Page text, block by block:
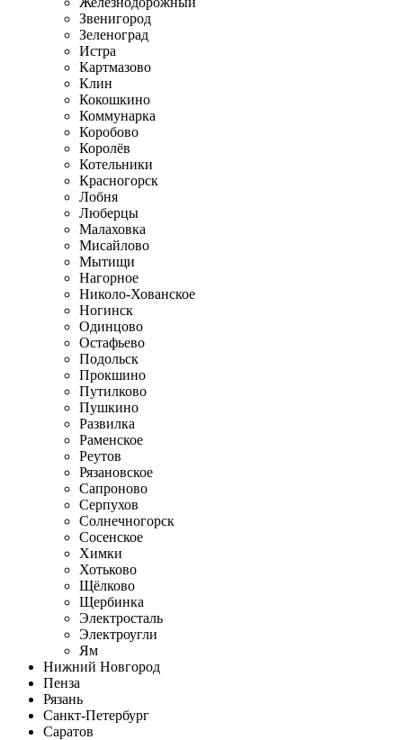
Звенигород
Зеленоград
Истра
Картмазово
Клин
Кокошкино
Коммунарка
Коробово
Королёв
Котельники
Красногорск
Лобня
Люберцы
Малаховка
Мисайлово
Мытищи
Нагорное
Николо-Хованское
Ногинск
Одинцово
Остафьево
Подольск
Прокшино
Путилково
Пушкино
Развилка
Раменское
Реутов
Рязановское
Сапроново
Серпухов
Солнечногорск
Сосенское
Химки
Хотьково
Щёлково
Щербинка
Электросталь
Электроугли
Ям
Нижний Новгород
Пенза
Рязань
Санкт-Петербург
Саратов